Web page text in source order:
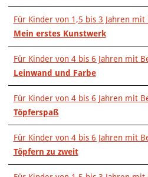
Für Kinder von 1,5 bis 3 Jahren
Mein erstes Kunstwerk
Für Kinder von 4 bis 6 Jahren mit
Leinwand und Farbe
Für Kinder von 4 bis 6 Jahren mit
Töpferspaß
Für Kinder von 4 bis 6 Jahren mit
Töpfern zu zweit